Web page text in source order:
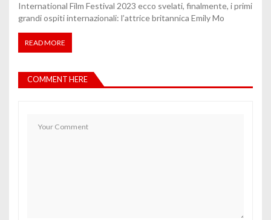
International Film Festival 2023 ecco svelati, finalmente, i primi
grandi ospiti internazionali: l’attrice britannica Emily Mo
READ MORE
COMMENT HERE